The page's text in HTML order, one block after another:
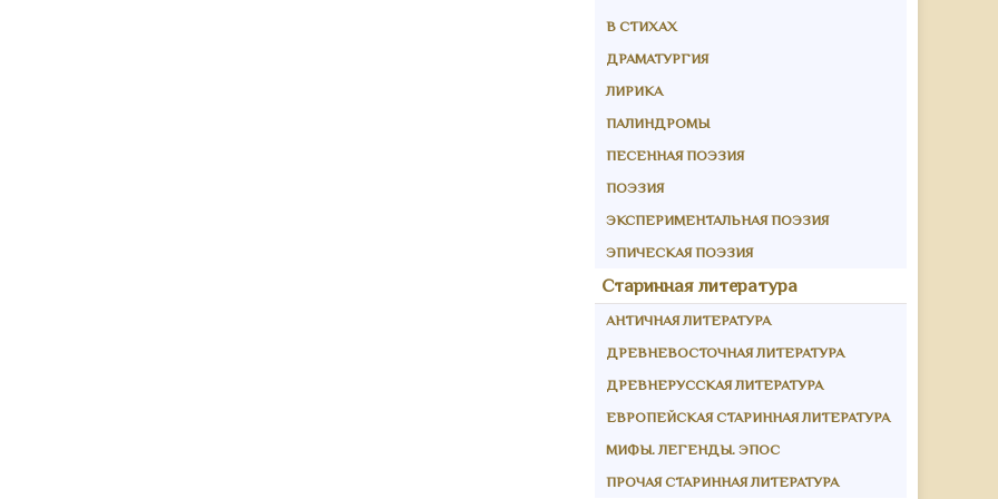
В СТИХАХ
ДРАМАТУРГИЯ
ЛИРИКА
ПАЛИНДРОМЫ
ПЕСЕННАЯ ПОЭЗИЯ
ПОЭЗИЯ
ЭКСПЕРИМЕНТАЛЬНАЯ ПОЭЗИЯ
ЭПИЧЕСКАЯ ПОЭЗИЯ
Старинная литература
АНТИЧНАЯ ЛИТЕРАТУРА
ДРЕВНЕВОСТОЧНАЯ ЛИТЕРАТУРА
ДРЕВНЕРУССКАЯ ЛИТЕРАТУРА
ЕВРОПЕЙСКАЯ СТАРИННАЯ ЛИТЕРАТУРА
МИФЫ. ЛЕГЕНДЫ. ЭПОС
ПРОЧАЯ СТАРИННАЯ ЛИТЕРАТУРА